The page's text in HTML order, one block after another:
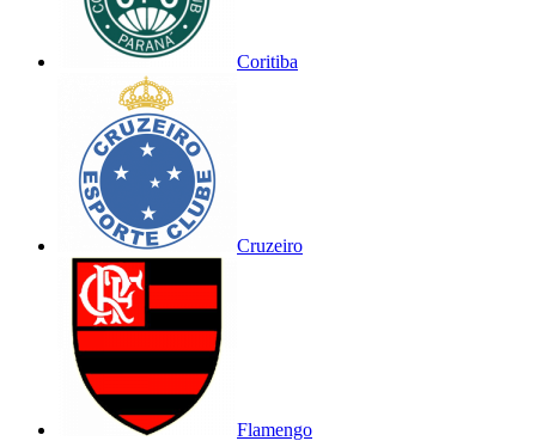
Coritiba
Cruzeiro
Flamengo